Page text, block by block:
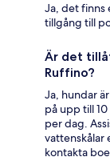
Ja, det finns
tillgång till
Är det
Ruffino?
Ja, hundar
på upp till
per dag.
vattenskålar
kontakta